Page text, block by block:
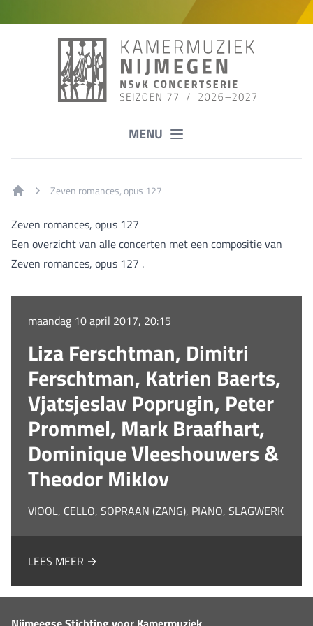
MENU
Zeven romances, opus 127
Zeven romances, opus 127
Een overzicht van alle concerten met een compositie van
Zeven romances, opus 127 .
maandag 10 april 2017, 20:15
Liza Ferschtman, Dimitri
Ferschtman, Katrien Baerts,
Vjatsjeslav Poprugin, Peter
Prommel, Mark Braafhart,
Dominique Vleeshouwers &
Theodor Miklov
VIOOL, CELLO, SOPRAAN (ZANG), PIANO, SLAGWERK
LEES MEER →